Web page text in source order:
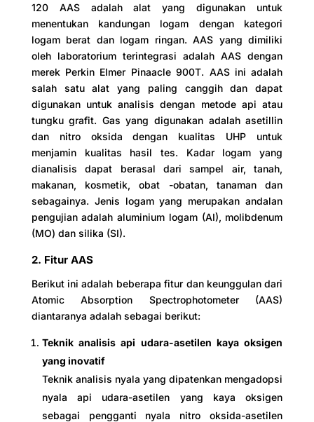
120 AAS adalah alat yang digunakan untuk
menentukan kandungan logam dengan kategori
logam berat dan logam ringan. AAS yang dimiliki
oleh laboratorium terintegrasi adalah AAS dengan
merek Perkin Elmer Pinaacle 900T. AAS ini adalah
salah satu alat yang paling canggih dan dapat
digunakan untuk analisis dengan metode api atau
tungku grafit. Gas yang digunakan adalah asetillin
dan nitro oksida dengan kualitas UHP untuk
menjamin kualitas hasil tes. Kadar logam yang
dianalisis dapat berasal dari sampel air, tanah,
makanan, kosmetik, obat -obatan, tanaman dan
sebagainya. Jenis logam yang merupakan andalan
pengujian adalah aluminium logam (AI), molibdenum
(MO) dan silika (SI).
2. Fitur AAS
Berikut ini adalah beberapa fitur dan keunggulan dari
Atomic Absorption Spectrophotometer (AAS)
diantaranya adalah sebagai berikut:
Teknik analisis api udara-asetilen kaya oksigen
yang inovatif
Teknik analisis nyala yang dipatenkan mengadopsi
nyala api udara-asetilen yang kaya oksigen
sebagai pengganti nyala nitro oksida-asetilen